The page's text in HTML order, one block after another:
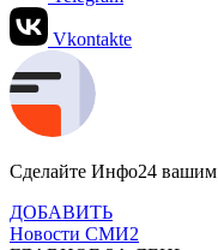
Vkontakte
Сделайте Инфо24
ДОБАВИТЬ
Новости СМИ2